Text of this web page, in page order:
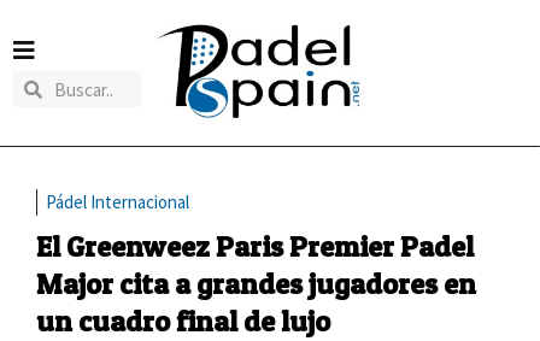
Pádel Internacional
El Greenweez Paris Premier Padel
Major cita a grandes jugadores en
un cuadro final de lujo